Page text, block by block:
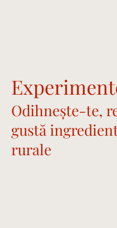
Odihnește-te,
gustă
rurale